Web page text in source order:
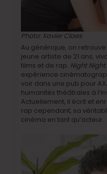
Photo: Xavier Claes
Au générique, on
jeune artiste de 21 ans,
films et de rap. Night
expérience
voir dans une pub pour
humanités théâtrales à
Actuellement, il écrit et
rap cependant, sa
cinéma en tant qu’acteur.